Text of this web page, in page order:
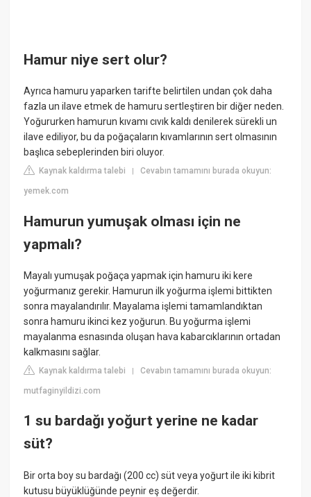
Hamur niye sert olur?
Ayrıca hamuru yaparken tarifte belirtilen undan çok daha
fazla un ilave etmek de hamuru sertleştiren bir diğer neden.
Yoğururken hamurun kıvamı cıvık kaldı denilerek sürekli un
ilave ediliyor, bu da poğaçaların kıvamlarının sert olmasının
başlıca sebeplerinden biri oluyor.
Kaynak kaldırma talebi |Cevabın tamamını burada okuyun:
yemek.com
Hamurun yumuşak olması için ne
yapmalı?
Mayalı yumuşak poğaça yapmak için hamuru iki kere
yoğurmanız gerekir. Hamurun ilk yoğurma işlemi bittikten
sonra mayalandırılır. Mayalama işlemi tamamlandıktan
sonra hamuru ikinci kez yoğurun. Bu yoğurma işlemi
mayalanma esnasında oluşan hava kabarcıklarının ortadan
kalkmasını sağlar.
Kaynak kaldırma talebi |Cevabın tamamını burada okuyun:
mutfaginyildizi.com
1 su bardağı yoğurt yerine ne kadar
süt?
Bir orta boy su bardağı (200 cc) süt veya yoğurt ile iki kibrit
kutusu büyüklüğünde peynir eş değerdir.